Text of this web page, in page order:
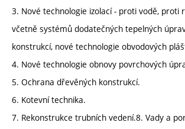
3. Nové technologie izolací - proti vodě, proti
včetně systémů dodatečných tepelných
konstrukcí, nové technologie obvodových
4. Nové technologie obnovy povrchových
5. Ochrana dřevěných konstrukcí.
6. Kotevní technika.
7. Rekonstrukce trubních vedení.8. Vady a